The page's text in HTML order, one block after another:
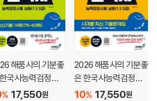
해품사의 기분좋
국사능력검정시
화(1·2·3급) 적중
17,550원
%
2026 해품사의 기분좋
은 한국사능력검정시
험 심화(1·2·3급) 적중
17,550원
10%